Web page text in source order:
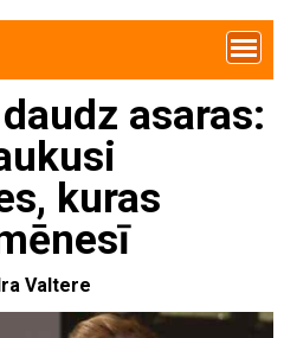
asaras:
kuras
Valtere